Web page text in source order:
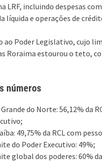
LRF, incluindo despesas
líquida e operações de
ao Poder Legislativo, cujo
Roraima estourou o teto,
números
do Norte: 56,12% da
49,75% da RCL com
do Poder Executivo: 49%;
global dos poderes: 60%